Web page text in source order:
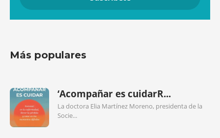
Más populares
‘Acompañar es cuidarR...
La doctora Elia Martínez Moreno, presidenta de la
Socie...